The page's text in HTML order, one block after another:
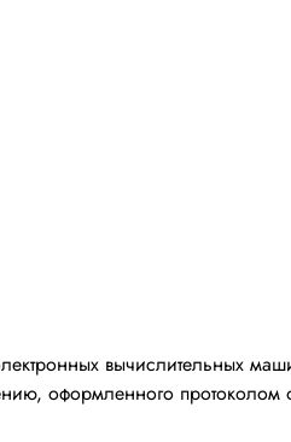
вычислительных
оформленного